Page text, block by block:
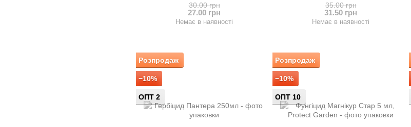
30.00 грн
27.00 грн
Немає в наявності
35.00 грн
31.50 грн
Немає в наявності
Розпродаж
−10%
ОПТ 2
Розпродаж
−10%
ОПТ 10